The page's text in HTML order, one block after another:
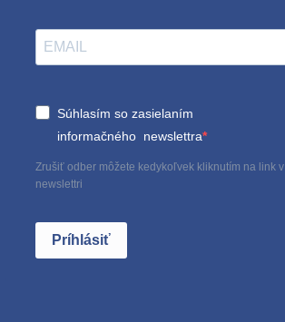
Súhlasím so zasielaním
informačného newslettra
Zrušiť odber môžete kedykoľvek kliknutím na link v
newslettri
Príhlásiť